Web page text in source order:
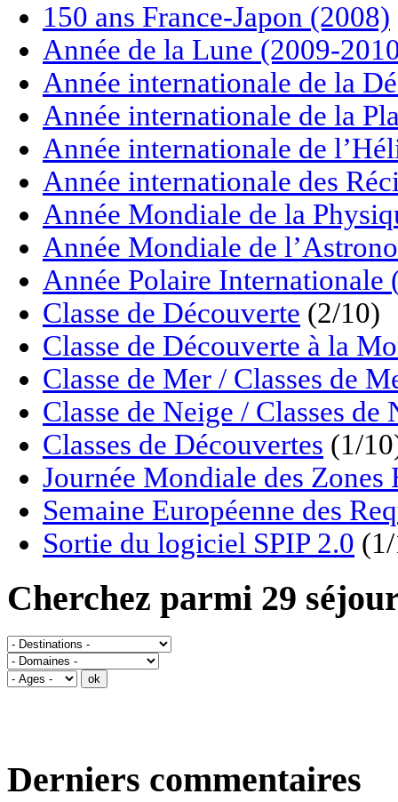
150 ans France-Japon (2008)
Année de la Lune (2009-
Année internationale de la
Année internationale de la
Année internationale de
Année internationale des
Année Mondiale de la
Année Mondiale de
Année Polaire Internationale
Classe de Découverte (2/10)
Classe de Découverte à la
Classe de Mer / Classes de
Classe de Neige / Classes de
Classes de Découvertes (1/
Journée Mondiale des
Semaine Européenne des
Sortie du logiciel SPIP 2.0
Cherchez parmi 29
Derniers commentaires